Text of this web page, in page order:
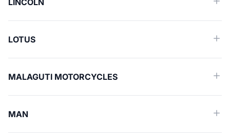
LINCOLN
LOTUS
MALAGUTI MOTORCYCLES
MAN